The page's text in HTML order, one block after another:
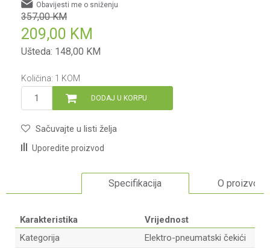
357,00 KM
209,00 KM
Ušteda: 148,00 KM
Obavijesti me o sniženju
Količina: 1 KOM
DODAJ U KORPU
Sačuvajte u listi želja
Uporedite proizvod
Specifikacija O proizvodu
Karakteristika
Vrijednost
Kategorija
Elektro-pneumatski čekići